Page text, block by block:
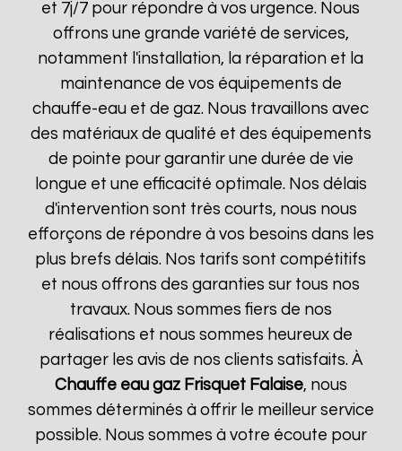
et 7j/7 pour répondre à vos urgence. Nous
offrons une grande variété de services,
notamment l'installation, la réparation et la
maintenance de vos équipements de
chauffe-eau et de gaz. Nous travaillons avec
des matériaux de qualité et des équipements
de pointe pour garantir une durée de vie
longue et une efficacité optimale. Nos délais
d'intervention sont très courts, nous nous
efforçons de répondre à vos besoins dans les
plus brefs délais. Nos tarifs sont compétitifs
et nous offrons des garanties sur tous nos
travaux. Nous sommes fiers de nos
réalisations et nous sommes heureux de
partager les avis de nos clients satisfaits. À
Chauffe eau gaz Frisquet Falaise, nous
sommes déterminés à offrir le meilleur service
possible. Nous sommes à votre écoute pour